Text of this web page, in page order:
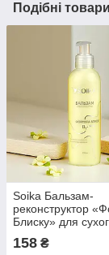
Подібні
Soika Бальзам-
реконструктор
Блиску» для
ламкого та
волосся, 200 мл
158 ₴